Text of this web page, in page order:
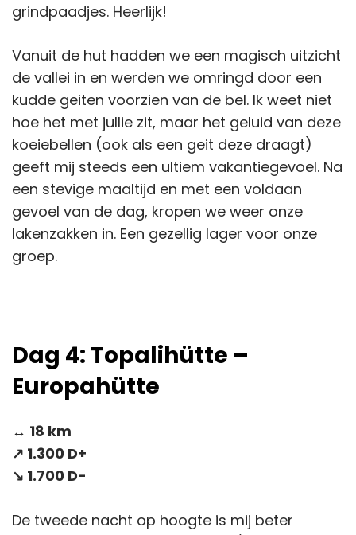
grindpaadjes. Heerlijk!
Vanuit de hut hadden we een magisch uitzicht
de vallei in en werden we omringd door een
kudde geiten voorzien van de bel. Ik weet niet
hoe het met jullie zit, maar het geluid van deze
koeiebellen (ook als een geit deze draagt)
geeft mij steeds een ultiem vakantiegevoel. Na
een stevige maaltijd en met een voldaan
gevoel van de dag, kropen we weer onze
lakenzakken in. Een gezellig lager voor onze
groep.
Dag 4: Topalihütte –
Europahütte
↔️ 18 km
↗️ 1.300 D+
↘️ 1.700 D-
De tweede nacht op hoogte is mij beter